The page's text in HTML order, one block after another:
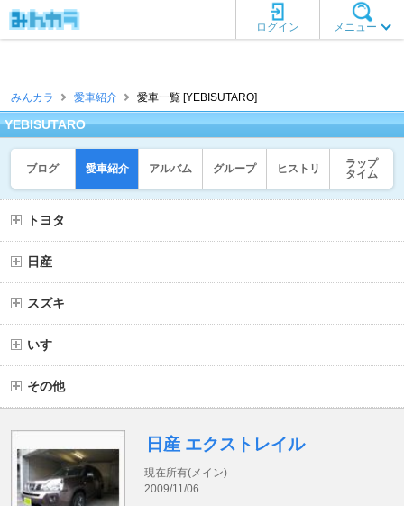
メニュー
ログイン
みんカラ 愛車紹介 愛車一覧 [YEBISUTARO]
YEBISUTARO
ブログ 愛車紹介 アルバム グループ ヒストリ
ラップ
タイム
トヨタ
日産
スズキ
いすゞ
その他
日産 エクストレイル
現在所有(メイン)
2009/11/06